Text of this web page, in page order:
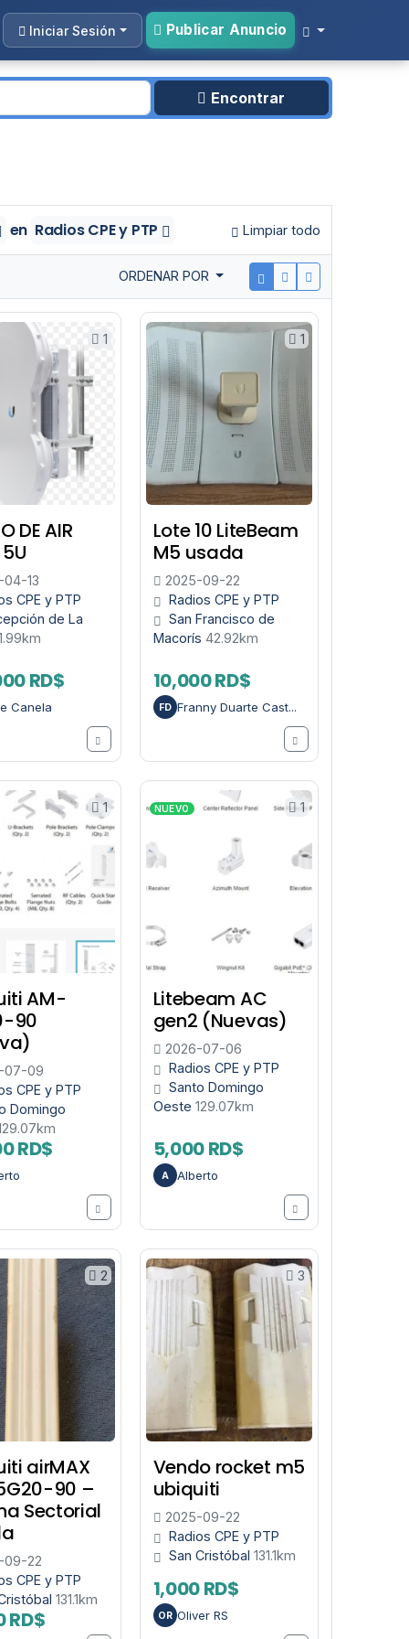
Iniciar Sesión Publicar Anuncio
Encontrar
en Radios CPE y PTP Limpiar todo
ORDENAR POR
1
DE AIR
5U
13
CPE y PTP
de La
RD$
Canela
1
Lote 10 LiteBeam
M5 usada
2025-09-22
Radios CPE y PTP
San Francisco de
Macorís 42.92km
10,000 RD$
FD Franny Duarte Cast...
1
AM-
90
07-09
CPE y PTP
Domingo
RD$
1
NUEVO
Litebeam AC
gen2 (Nuevas)
2026-07-06
Radios CPE y PTP
Santo Domingo
Oeste 129.07km
5,000 RD$
A Alberto
2
airMAX
90 –
Sectorial
22
CPE y PTP
131.1km
RD$
3
Vendo rocket m5
ubiquiti
2025-09-22
Radios CPE y PTP
San Cristóbal 131.1km
1,000 RD$
OR Oliver RS